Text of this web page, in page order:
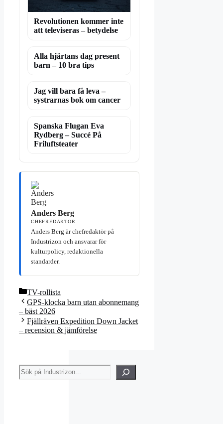
Revolutionen kommer inte
att televiseras – betydelse
Alla hjärtans dag present
barn – 10 bra tips
Jag vill bara få leva –
systrarnas bok om cancer
Spanska Flugan Eva
Rydberg – Succé På
Friluftsteater
Anders Berg
CHEFREDAKTÖR
Anders Berg är chefredaktör på
Industrizon och ansvarar för
kulturpolicy, redaktionella
standarder.
Kategorier
TV-rollista
GPS-klocka barn utan abonnemang
– bäst 2026
Fjällräven Expedition Down Jacket
– recension & jämförelse
Sök